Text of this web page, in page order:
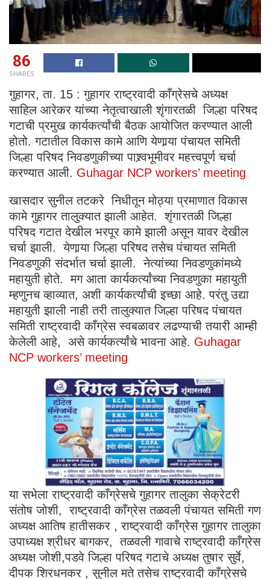
86
SHARES
गुहागर, ता. 15 : गुहागर राष्ट्रवादी काँग्रेसचे अध्यक्ष
साहिल आरेकर यांच्या नेतृत्वाखाली शृंगारतळी जिल्हा परिषद
गटाची प्रमुख कार्यकर्त्यांची बैठक आयोजित करण्यात आली
होतो. गटातील विकास कामे आणि येणार्‍या पंचायत समिती
जिल्हा परिषद निवडणुकीच्या पाश्र्वभूमीवर महत्त्वपूर्ण चर्चा
करण्यात आली. Guhagar NCP workers’ meeting
खासदार सुनील तटकरे निधीतून मोठ्या प्रमाणात विकास
कामे गुहागर तालुक्यात झाली आहेत. शृंगारतळी जिल्हा
परिषद गटात देखील भरपूर कामे झाली असून यावर देखील
चर्चा झाली. येणार्‍या जिल्हा परिषद तसेच पंचायत समिती
निवडणुकी संदर्भात चर्चा झाली. नेत्यांच्या निवडणुकांमध्ये
महायुती होते. मग आता कार्यकर्त्यांच्या निवडणुका महायुती
म्हणुनच व्हाव्यात, अशी कार्यकर्त्यांची इच्छा आहे. परंतु उद्या
महायुती झाली नाही तरी तालुक्यात जिल्हा परिषद पंचायत
समिती राष्ट्रवादी काँग्रेस स्वबळावर लढण्याची तयारी आम्ही
केलेली आहे, असे कार्यकर्त्यांचे भावना आहे. Guhagar
NCP workers’ meeting
या सभेला राष्ट्रवादी काँग्रेसचे गुहागर तालुका सेक्रेटरी
संतोष जोशी, राष्ट्रवादी काँग्रेस तळवली पंचायत समिती गण
अध्यक्ष आतिष हातीसकर , राष्ट्रवादी काँग्रेस गुहागर तालुका
उपाध्यक्ष श्रीधर बागकर, तळवली गावाचे राष्ट्रवादी काँग्रेस
अध्यक्ष जोशी,पडवे जिल्हा परिषद गटाचे अध्यक्ष तुषार सुर्वे,
दीपक शिरधनकर , सुनील मते तसेच राष्ट्रवादी काँग्रेसचे